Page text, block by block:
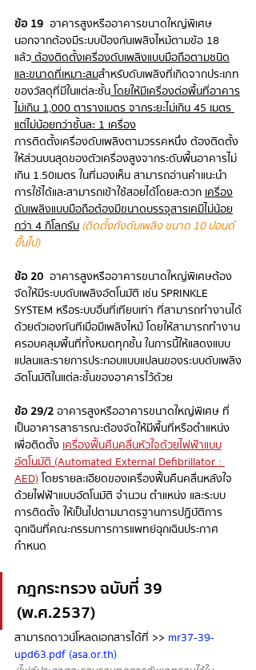
ข้อ 19
  อาคารสูงหรืออาคารขนาดใหญ่พิเศษ
นอกจากต้องมีระบบป้องกันเพลิงไหม้ตามข้อ 18
แล้ว ต้องติดตั้งเครื่องดับเพลิงแบบมือถือตามชนิด
และขนาดที่เหมาะสมสำหรับดับเพลิงที่เกิดจากประเภท
ของวัสดุที่มีในแต่ละชั้น โดยให้มีเครื่องต่อพื้นที่อาคาร
ไม่เกิน 1,000 ตารางเมตร จากระยะไม่เกิน 45 เมตร
แต่ไม่น้อยกว่าชั้นละ 1 เครื่อง
การติดตั้งเครื่องดับเพลิงตามวรรคหนึ่ง ต้องติดตั้ง
ให้ส่วนบนสุดของตัวเครื่องสูงจากระดับพื้นอาคารไม่
เกิน 1.50เมตร ในที่มองเห็น สามารถอ่านคำแนะนำ
การใช้ได้และสามารถเข้าใช้สอยได้โดยสะดวก เครื่อง
ดับเพลิงแบบมือถือต้องมีขนาดบรรจุสารเคมีไม่น้อย
กว่า 4 กิโลกรัม (ติดตั้งถังดับเพลิง ขนาด 10 ปอนด์
ขึ้นไป)
ข้อ 20
  อาคารสูงหรืออาคารขนาดใหญ่พิเศษต้อง
จัดให้มีระบบดับเพลิงอัตโนมัติ เช่น SPRINKLE
SYSTEM หรือระบบอื่นที่เทียบเท่า ที่สามารถทำงานได้
ด้วยตัวเองทันทีเมื่อมีเพลิงไหม้ โดยให้สามารถทำงาน
ครอบคลุมพื้นที่ทั้งหมดทุกชั้น ในการนี้ให้แสดงแบบ
แปลนและรายการประกอบแบบแปลนของระบบดับเพลิง
อัตโนมัติในแต่ละชั้นของอาคารไว้ด้วย
ข้อ 29/2 อาคารสูงหรืออาคารขนาดใหญ่พิเศษ ที่
เป็นอาคารสาธารณะต้องจัดให้มีพื้นที่หรือตำแหน่ง
เพื่อติดตั้ง เครื่องฟื้นคืนคลื่นหัวใจด้วยไฟฟ้าแบบ
อัตโนมัติ (Automated External Defibrillator :
AED) โดยรายละเอียดของเครื่องฟื้นคืนคลื่นหลังใจ
ด้วยไฟฟ้าแบบอัตโนมัติ จำนวน ตำแหน่ง และระบบ
การติดตั้ง ให้เป็นไปตามมาตรฐานการปฏิบัติการ
ฉุกเฉินที่คณะกรรมการการแพทย์ฉุกเฉินประกาศ
กำหนด
กฎกระทรวง ฉบับที่ 39
(พ.ศ.2537)
สามารถดาวน์โหลดเอกสารได้ที่ >> mr37-39-
upd63.pdf (asa.or.th)